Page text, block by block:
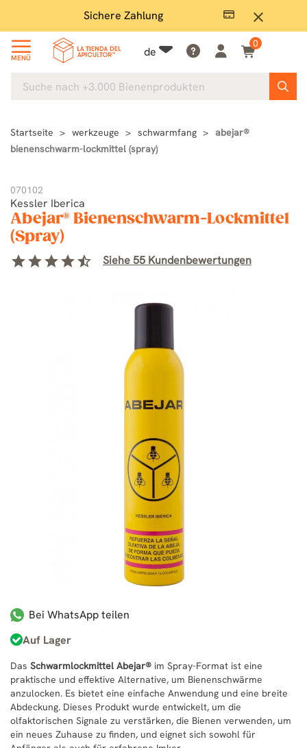
close
Sichere Zahlung
MENÜ de
0
Startseite werkzeuge schwarmfang
abejar®
bienenschwarm-lockmittel (spray)
070102
Kessler Iberica
Abejar® Bienenschwarm-Lockmittel
(Spray)
starstarstarstarstar_half Siehe 55 Kundenbewertungen
Bei WhatsApp teilen
Auf Lager
Das Schwarmlockmittel Abejar® im Spray-Format ist eine
praktische und effektive Alternative, um Bienenschwärme
anzulocken. Es bietet eine einfache Anwendung und eine breite
Abdeckung. Dieses Produkt wurde entwickelt, um die
olfaktorischen Signale zu verstärken, die Bienen verwenden, um
ein neues Zuhause zu finden, und eignet sich sowohl für